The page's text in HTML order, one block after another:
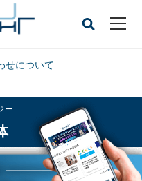
せについて
ー